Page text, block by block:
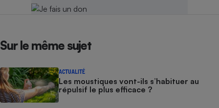
Sur le même sujet
ACTUALITÉ
Les moustiques vont-ils s’habituer au
répulsif le plus efficace ?